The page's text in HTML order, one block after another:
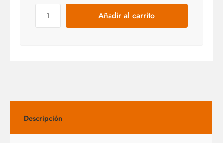
Añadir al carrito
Descripción